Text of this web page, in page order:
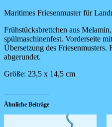
Maritimes Friesenmuster für
Frühstücksbrettchen aus
spülmaschinenfest. Vorderseite
Übersetzung des Friesenmusters.
abgerundet.
Größe: 23,5 x 14,5 cm
Ähnliche Beiträge